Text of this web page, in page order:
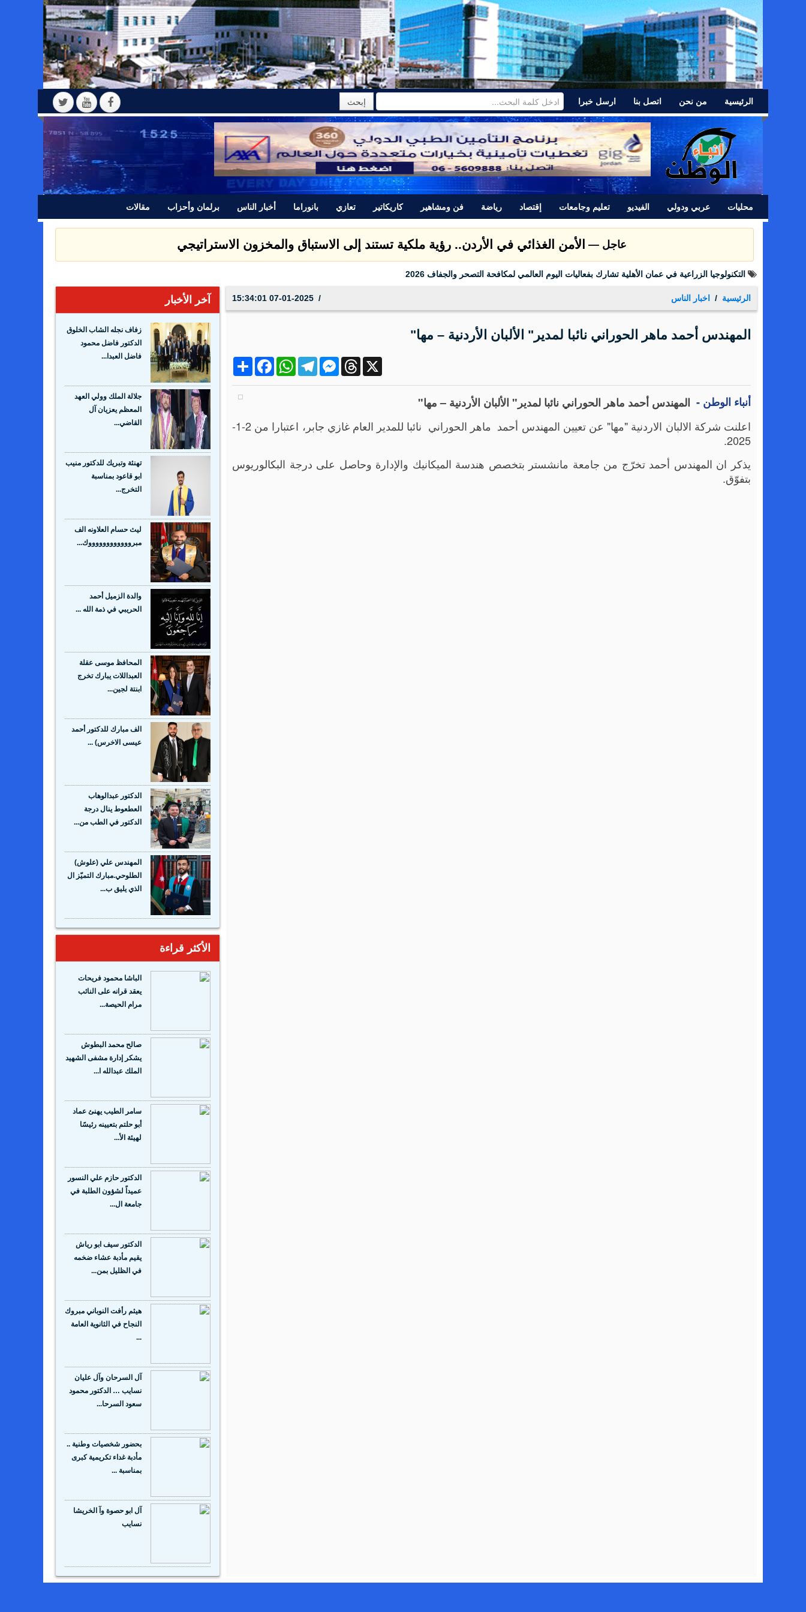
الرئيسية من نحن اتصل بنا ارسل خبرا
محليات عربي ودولي الفيديو تعليم وجامعات إقتصاد رياضة فن ومشاهير كاريكاتير تعازي بانوراما أخبار الناس برلمان وأحزاب مقالات
عاجل — الأمن الغذائي في الأردن.. رؤية ملكية تستند إلى الاستباق والمخزون الاستراتيجي
التكنولوجيا الزراعية في عمان الأهلية تشارك بفعاليات اليوم العالمي لمكافحة التصحر والجفاف 2026
الرئيسية اخبار الناس 07-01-2025 15:34:01
المهندس أحمد ماهر الحوراني نائبا لمدير" الألبان الأردنية – مها"
ShareFacebookWhatsAppTelegramMessengerThreads X
أنباء الوطن - المهندس أحمد ماهر الحوراني نائبا لمدير" الألبان الأردنية – مها"
اعلنت شركة الالبان الاردنية "مها" عن تعيين المهندس أحمد ماهر الحوراني نائبا للمدير العام غازي جابر، اعتبارا من 2-1-
2025.
يذكر ان المهندس أحمد تخرّج من جامعة مانشستر بتخصص هندسة الميكانيك والإدارة وحاصل على درجة البكالوريوس
بتفوّق.
آخر الأخبار
زفاف نجله الشاب الخلوق
الدكتور فاضل محمود
فاضل العبدا...
جلالة الملك وولي العهد
المعظم يعزيان آل
القاضي...
تهنئة وتبريك للدكتور منيب
ابو قاعود بمناسبة
التخرج...
ليث حسام العلاونه الف
مبرووووووووووووك...
والدة الزميل أحمد
الحريبي في ذمة الله ...
المحافظ موسى عقلة
العبداللات يبارك تخرج
ابنتة لجين...
الف مبارك للدكتور أحمد
عيسى الاخرس) ...
الدكتور عبدالوهاب
العطعوط ينال درجة
الدكتور في الطب من...
المهندس علي (علوش)
الطلوحي.مبارك التميّز ال
الذي يليق ب...
الأكثر قراءة
الباشا محمود فريحات
يعقد قرانه على النائب
مرام الحيصة...
صالح محمد البطوش
يشكر إدارة مشفى الشهيد
الملك عبدالله ا...
سامر الطيب يهنئ عماد
أبو حلتم بتعيينه رئيسًا
لهيئة الأ...
الدكتور حازم علي النسور
عميداً لشؤون الطلبة في
جامعة ال...
الدكتور سيف ابو رياش
يقيم مأدبة عشاء ضخمه
في الظليل بمن...
هيثم رأفت النوباني مبروك
النجاح في الثانوية العامة
...
آل السرحان وآل عليان
نسايب … الدكتور محمود
سعود السرحا...
بحضور شخصيات وطنية ..
مأدبة غداء تكريمية كبرى
بمناسبة ...
آل ابو حصوة وآ الخريشا
نسايب